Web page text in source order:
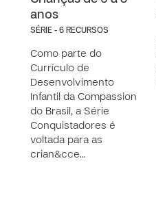
anos
SÉRIE - 6 RECURSOS
Como parte do
Currículo de
Desenvolvimento
Infantil da Compassion
do Brasil, a Série
Conquistadores é
voltada para as
crian&cce…